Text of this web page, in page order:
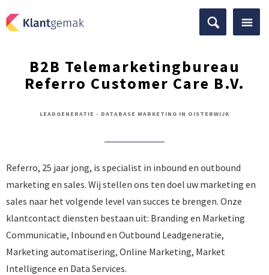
B2B Telemarketingbureau
Referro Customer Care B.V.
LEADGENERATIE - DATABASE MARKETING IN OISTERWIJK
Referro, 25 jaar jong, is specialist in inbound en outbound
marketing en sales. Wij stellen ons ten doel uw marketing en
sales naar het volgende level van succes te brengen. Onze
klantcontact diensten bestaan uit: Branding en Marketing
Communicatie, Inbound en Outbound Leadgeneratie,
Marketing automatisering, Online Marketing, Market
Intelligence en Data Services.